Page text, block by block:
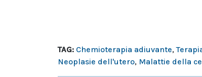
TAG: Chemioterapia adiuvante,
Neoplasie dell'utero, Malattie della